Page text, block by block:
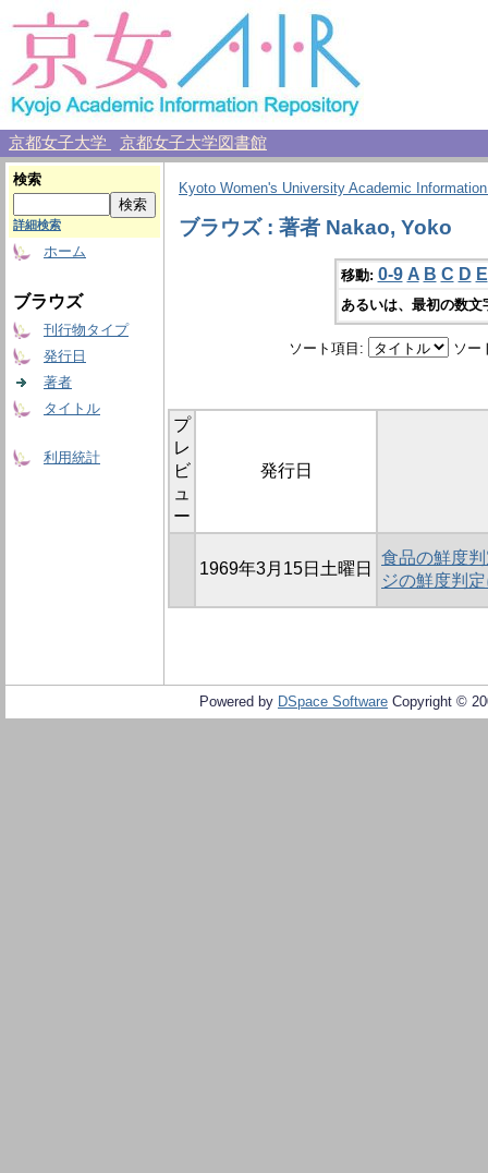
京都女子大学 京都女子大学図書館
検索
詳細検索
ホーム
ブラウズ
刊行物タイプ
発行日
著者
タイトル
利用統計
Kyoto Women's University Academic
ブラウズ : 著者 Nakao, Yoko
移動: 0-9 A B C D E
あるいは、最初の数
ソート項目: ソー
プ
レ
ビ
ュ
ー
発行日
1969年3月15日土曜日
食品の鮮度
ジの鮮度判
Powered by DSpace Software Copyright ©